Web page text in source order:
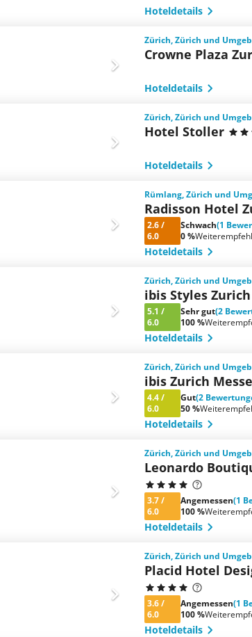
Hoteldetails
Zürich, Zürich und
Crowne Plaza
Hoteldetails
Zürich, Zürich und
Hotel Stoller
Hoteldetails
Rümlang, Zürich und
Radisson Hotel
2.6/
6.0
Schwach(1
0 %
Hoteldetails
Zürich, Zürich und
ibis Styles
5.1 /
6.0
Sehr gut(2
100 %
Hoteldetails
Zürich, Zürich und
ibis Zurich
4.4/
6.0
Gut(2
50 %
Hoteldetails
Zürich, Zürich und
Leonardo
3.7/
6.0
Angemessen(1
100 %
Hoteldetails
Zürich, Zürich und
Placid Hotel
3.6/
6.0
Angemessen(1
100 %
Hoteldetails